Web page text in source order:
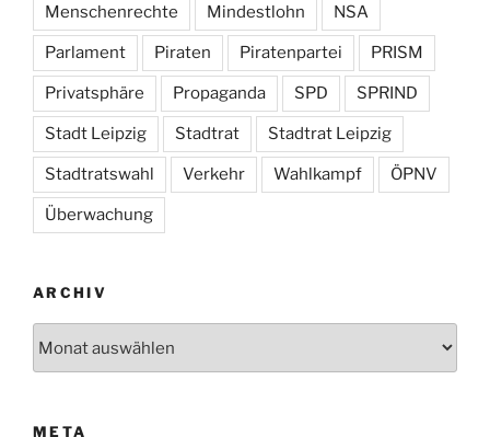
Menschenrechte Mindestlohn NSA
Parlament Piraten Piratenpartei PRISM
Privatsphäre Propaganda SPD SPRIND
Stadt Leipzig Stadtrat Stadtrat Leipzig
Stadtratswahl Verkehr Wahlkampf ÖPNV
Überwachung
ARCHIV
META